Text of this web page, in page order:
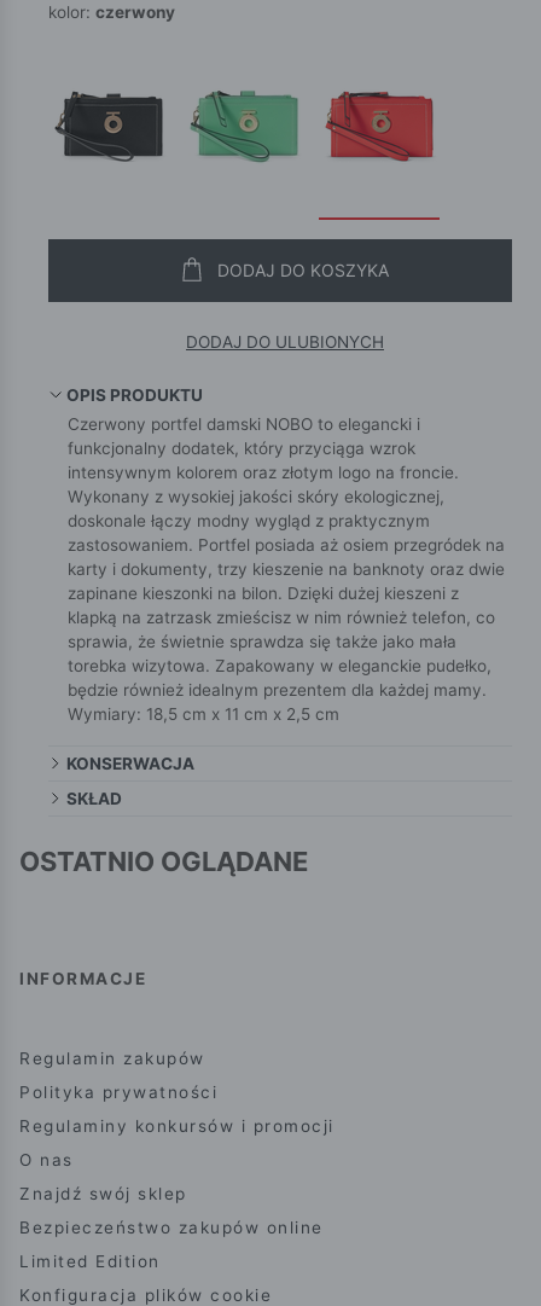
kolor: czerwony
DODAJ DO KOSZYKA
DODAJ DO ULUBIONYCH
OPIS PRODUKTU
Czerwony portfel damski NOBO to elegancki i
funkcjonalny dodatek, który przyciąga wzrok
intensywnym kolorem oraz złotym logo na froncie.
Wykonany z wysokiej jakości skóry ekologicznej,
doskonale łączy modny wygląd z praktycznym
zastosowaniem. Portfel posiada aż osiem przegródek na
karty i dokumenty, trzy kieszenie na banknoty oraz dwie
zapinane kieszonki na bilon. Dzięki dużej kieszeni z
klapką na zatrzask zmieścisz w nim również telefon, co
sprawia, że świetnie sprawdza się także jako mała
torebka wizytowa. Zapakowany w eleganckie pudełko,
będzie również idealnym prezentem dla każdej mamy.
Wymiary: 18,5 cm x 11 cm x 2,5 cm
KONSERWACJA
SKŁAD
OSTATNIO OGLĄDANE
INFORMACJE
Regulamin zakupów
Polityka prywatności
Regulaminy konkursów i promocji
O nas
Znajdź swój sklep
Bezpieczeństwo zakupów online
Limited Edition
Konfiguracja plików cookie